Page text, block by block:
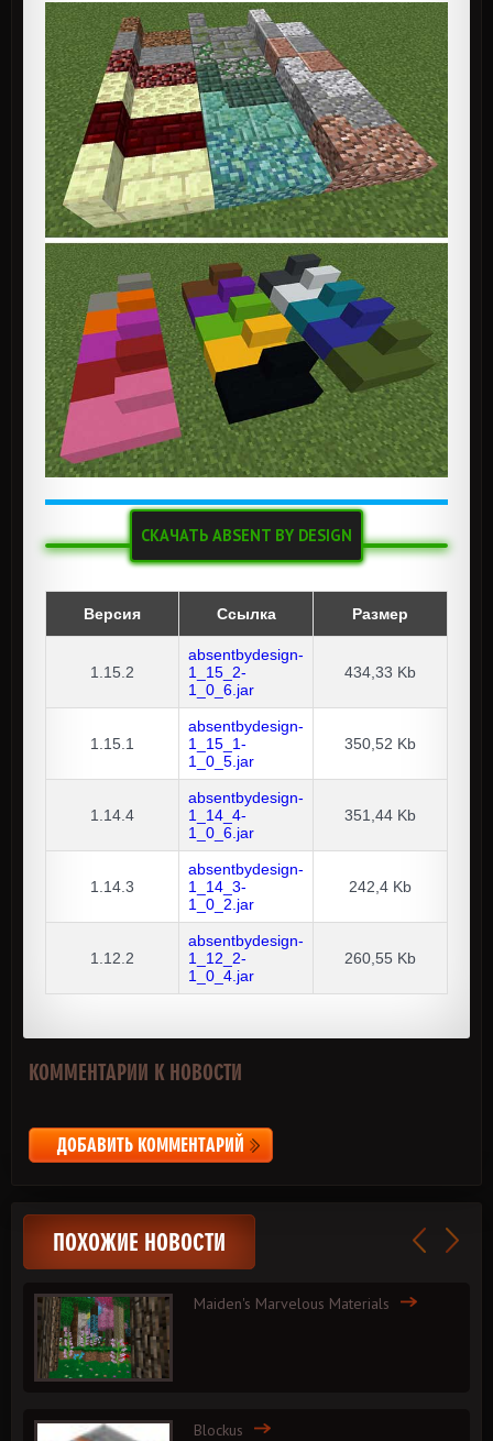
СКАЧАТЬ ABSENT BY DESIGN
Версия Ссылка Размер
1.15.2
absentbydesign-
1_15_2-
1_0_6.jar
434,33 Kb
1.15.1
absentbydesign-
1_15_1-
1_0_5.jar
350,52 Kb
1.14.4
absentbydesign-
1_14_4-
1_0_6.jar
351,44 Kb
1.14.3
absentbydesign-
1_14_3-
1_0_2.jar
242,4 Kb
1.12.2
absentbydesign-
1_12_2-
1_0_4.jar
260,55 Kb
КОММЕНТАРИИ К НОВОСТИ
ДОБАВИТЬ КОММЕНТАРИЙ
ПОХОЖИЕ НОВОСТИ
Maiden's Marvelous Materials
Blockus